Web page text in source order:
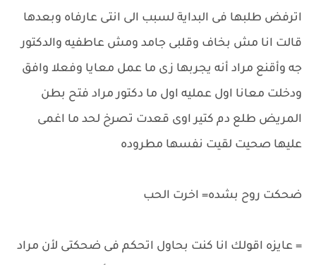
اترفض طلبها فى البداية لسبب الى انتى عارفاه وبعدها
قالت انا مش بخاف وقلبى جامد ومش عاطفيه والدكتور
جه وأقنع مراد أنه يجربها زى ما عمل معايا وفعلا وافق
ودخلت معانا اول عمليه اول ما دكتور مراد فتح بطن
المريض طلع دم كتير اوى قعدت تصرخ لحد ما اغمى
عليها صحيت لقيت نفسها مطروده
ضحكت روح بشده= اخرت الحب
= عايزه اقولك انا كنت بحاول اتحكم فى ضحكتى لأن مراد